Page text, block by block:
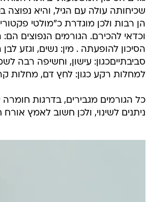
שכיחותה עולה עם הגיל, והיא נפוצה
הן רבות ולכן מוגדרת כ"מולטי
וכדאי להכירם. הגורמים הנפוצים
הסיכון להופעתה . מין: נשים, וגזע
סביבתייםכגון: עישון, וחשיפה רבה
למחלות רקע כגון: לחץ דם, מחלות
כל הגורמים מגבירים, בדרגות
ניתנים לשינוי, ולכן חשוב לאמץ אורח